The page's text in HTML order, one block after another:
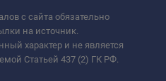
с сайта обязательно
на источник.
характер и не является
Статьей 437 (2) ГК РФ.